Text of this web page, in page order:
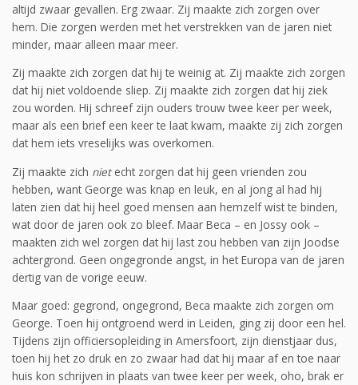
altijd zwaar gevallen. Erg zwaar. Zij maakte zich zorgen over
hem. Die zorgen werden met het verstrekken van de jaren niet
minder, maar alleen maar meer.
Zij maakte zich zorgen dat hij te weinig at. Zij maakte zich zorgen
dat hij niet voldoende sliep. Zij maakte zich zorgen dat hij ziek
zou worden. Hij schreef zijn ouders trouw twee keer per week,
maar als een brief een keer te laat kwam, maakte zij zich zorgen
dat hem iets vreselijks was overkomen.
Zij maakte zich nietecht zorgen dat hij geen vrienden zou
hebben, want George was knap en leuk, en al jong al had hij
laten zien dat hij heel goed mensen aan hemzelf wist te binden,
wat door de jaren ook zo bleef. Maar Beca – en Jossy ook –
maakten zich wel zorgen dat hij last zou hebben van zijn Joodse
achtergrond. Geen ongegronde angst, in het Europa van de jaren
dertig van de vorige eeuw.
Maar goed: gegrond, ongegrond, Beca maakte zich zorgen om
George. Toen hij ontgroend werd in Leiden, ging zij door een hel.
Tijdens zijn officiersopleiding in Amersfoort, zijn dienstjaar dus,
toen hij het zo druk en zo zwaar had dat hij maar af en toe naar
huis kon schrijven in plaats van twee keer per week, oho, brak er